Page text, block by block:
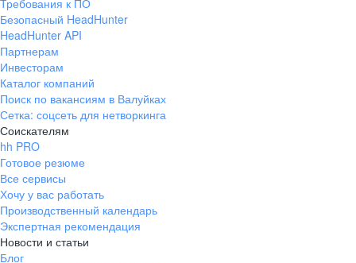
pr@ural.hh.ru
ул. Янковского, д. 169, 7 этаж,
706 каб.
+7 861 205-55-57
pr@krd.hh.ru
Владивосток
пер. Ланинский д. 4, офис 3.4
+7 423 202-33-28
pr@dv.hh.ru
Требования к ПО
Безопасный HeadHunter
HeadHunter API
Партнерам
Инвесторам
Каталог компаний
Поиск по вакансиям в Валуйках
Сетка: соцсеть для нетворкинга
Соискателям
hh PRO
Готовое резюме
Все сервисы
Хочу у вас работать
Производственный календарь
Экспертная рекомендация
Новости и статьи
Блог